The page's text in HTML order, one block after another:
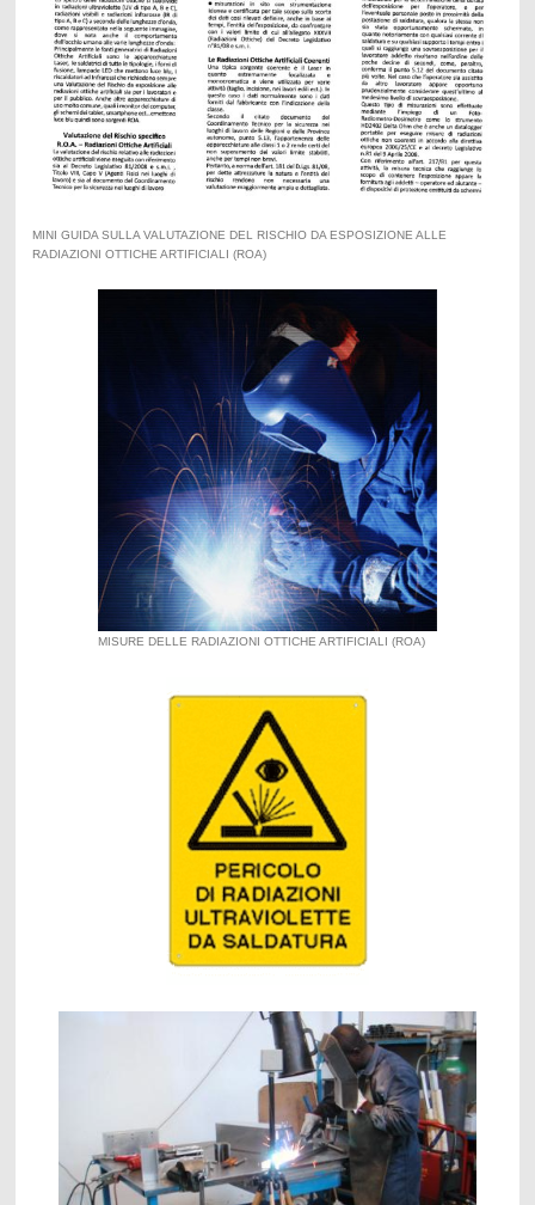
MINI GUIDA SULLA VALUTAZIONE DEL RISCHIO DA ESPOSIZIONE ALLE
RADIAZIONI OTTICHE ARTIFICIALI (ROA)
MISURE DELLE RADIAZIONI OTTICHE ARTIFICIALI (ROA)